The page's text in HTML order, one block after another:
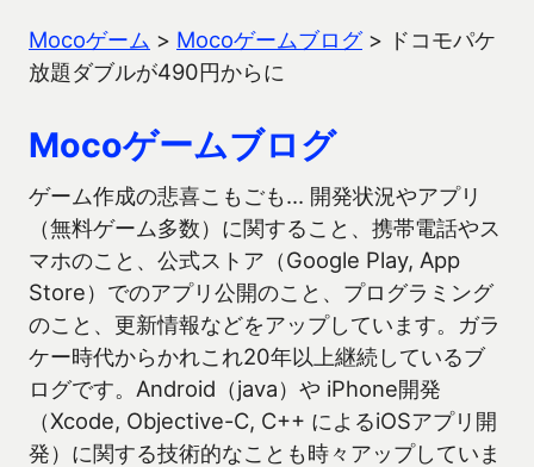
Mocoゲーム > Mocoゲームブログ> ドコモパケ
放題ダブルが490円からに
Mocoゲームブログ
ゲーム作成の悲喜こもごも… 開発状況やアプリ
（無料ゲーム多数）に関すること、携帯電話やス
マホのこと、公式ストア（Google Play, App
Store）でのアプリ公開のこと、プログラミング
のこと、更新情報などをアップしています。ガラ
ケー時代からかれこれ20年以上継続しているブ
ログです。Android（java）や iPhone開発
（Xcode, Objective-C, C++ によるiOSアプリ開
発）に関する技術的なことも時々アップしていま